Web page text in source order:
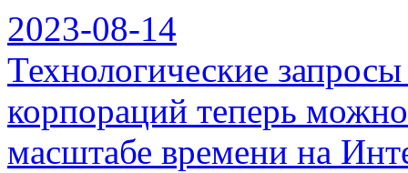
2023-08-14
Технологические
корпораций теперь
масштабе времени на